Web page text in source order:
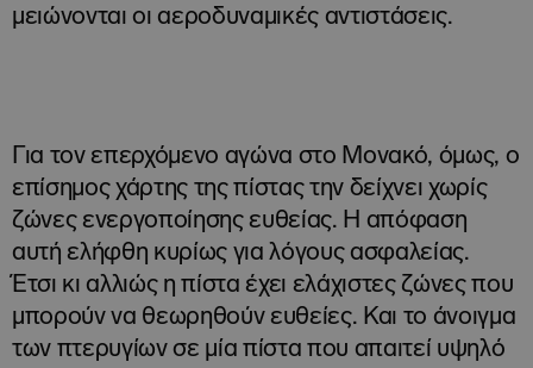
μειώνονται οι αεροδυναμικές αντιστάσεις.
Για τον επερχόμενο αγώνα στο Μονακό, όμως, ο
επίσημος χάρτης της πίστας την δείχνει χωρίς
ζώνες ενεργοποίησης ευθείας. Η απόφαση
αυτή ελήφθη κυρίως για λόγους ασφαλείας.
Έτσι κι αλλιώς η πίστα έχει ελάχιστες ζώνες που
μπορούν να θεωρηθούν ευθείες. Και το άνοιγμα
των πτερυγίων σε μία πίστα που απαιτεί υψηλό